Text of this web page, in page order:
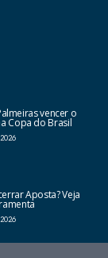
vencer o
Copa do Brasil
Aposta? Veja